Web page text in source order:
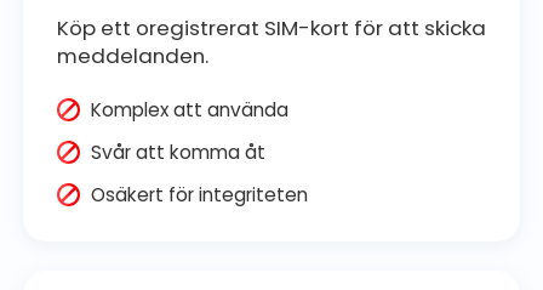
Köp ett oregistrerat SIM-kort för att skicka
meddelanden.
Komplex att använda
Svår att komma åt
Osäkert för integriteten